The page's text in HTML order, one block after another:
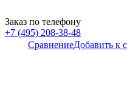
Заказ по телефону
+7 (495) 208-38-48
СравнениеДобавить к